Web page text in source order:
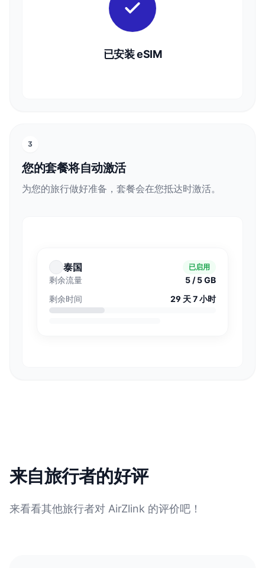
已安装 eSIM
3
您的套餐将自动激活
为您的旅行做好准备，套餐会在您抵达时激活。
泰国 已启用
剩余流量
5 / 5 GB
剩余时间
29 天 7 小时
来自旅行者的好评
来看看其他旅行者对 AirZlink 的评价吧！